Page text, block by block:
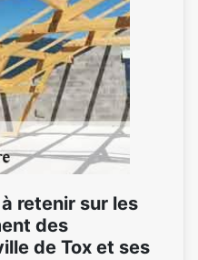
retenir sur les
des
de Tox et ses